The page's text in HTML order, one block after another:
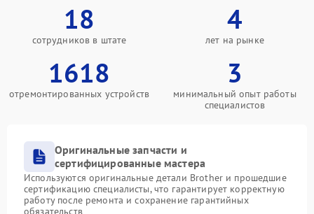
18
сотрудников в штате
4
лет на рынке
1618
отремонтированных устройств
3
минимальный опыт работы
специалистов
Оригинальные запчасти и
сертифицированные мастера
Используются оригинальные детали Brother и прошедшие
сертификацию специалисты, что гарантирует корректную
работу после ремонта и сохранение гарантийных
обязательств